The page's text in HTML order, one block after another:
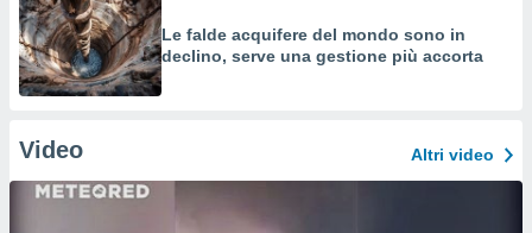
Le falde acquifere del mondo sono in
declino, serve una gestione più accorta
Video Altri video